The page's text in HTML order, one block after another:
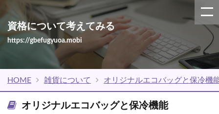
資格について考えてみる
https://gbefugyuoa.mobi
HOME 雑貨について オリジナルエコバッグと保冷機
オリジナルエコバッグと保冷機能